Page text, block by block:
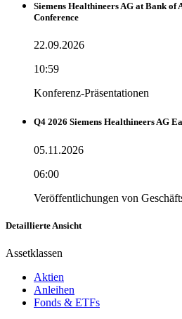
Siemens Healthineers AG at Bank
Conference
22.09.2026
10:59
Konferenz-Präsentationen
Q4 2026 Siemens Healthineers AG
05.11.2026
06:00
Veröffentlichungen von
Detaillierte Ansicht
Assetklassen
Aktien
Anleihen
Fonds & ETFs